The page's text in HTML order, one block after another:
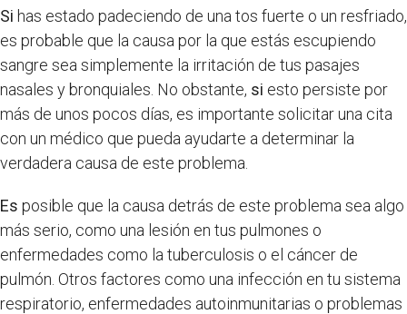
Si has estado padeciendo de una tos fuerte o un resfriado,
es probable que la causa por la que estás escupiendo
sangre sea simplemente la irritación de tus pasajes
nasales y bronquiales. No obstante, si esto persiste por
más de unos pocos días, es importante solicitar una cita
con un médico que pueda ayudarte a determinar la
verdadera causa de este problema.
Es posible que la causa detrás de este problema sea algo
más serio, como una lesión en tus pulmones o
enfermedades como la tuberculosis o el cáncer de
pulmón. Otros factores como una infección en tu sistema
respiratorio, enfermedades autoinmunitarias o problemas